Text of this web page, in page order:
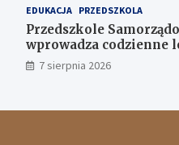
EDUKACJA PRZEDSZKOLA
Przedszkole
wprowadza codzienne
angielskiego dla
7 sierpnia 2026